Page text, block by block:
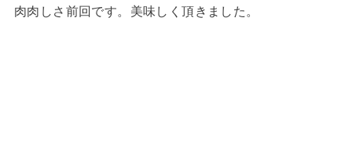
肉肉しさ前回です。美味しく頂きました。